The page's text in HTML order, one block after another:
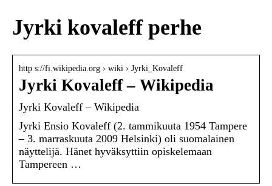
Jyrki kovaleff perhe
http s://fi.wikipedia.org › wiki › Jyrki_Kovaleff
Jyrki Kovaleff – Wikipedia
Jyrki Kovaleff – Wikipedia
Jyrki Ensio Kovaleff (2. tammikuuta 1954 Tampere
– 3. marraskuuta 2009 Helsinki) oli suomalainen
näyttelijä. Hänet hyväksyttiin opiskelemaan
Tampereen …